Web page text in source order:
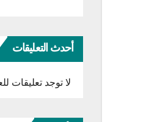
أحدث التعليقات
لا توجد تعليقات